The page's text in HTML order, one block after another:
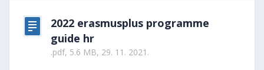
2022 erasmusplus programme
guide hr
.pdf, 5.6 MB, 29. 11. 2021.